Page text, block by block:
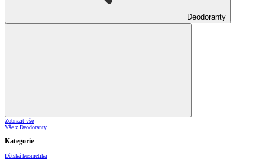
Deodoranty
Zobrazit vše
Vše z Deodoranty
Kategorie
Dětská kosmetika